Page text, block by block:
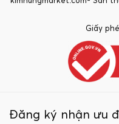
Giấy
Đăng ký nhận ưu